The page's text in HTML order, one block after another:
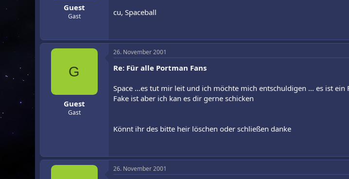
Guest
Gast cu, Spaceball
G
Guest
Gast
26. November 2001
Re: Für alle Portman Fans
Space ...es tut mir leit und ich möchte mich entschuldigen ... es ist
Fake ist aber ich kan es dir gerne schicken
Könnt ihr des bitte heir löschen oder schließen danke
26. November 2001